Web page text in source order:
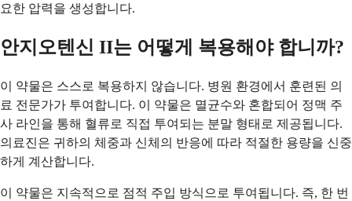
요한 압력을 생성합니다.
안지오텐신 II는 어떻게 복용해야 합니까?
이 약물은 스스로 복용하지 않습니다. 병원 환경에서 훈련된 의
료 전문가가 투여합니다. 이 약물은 멸균수와 혼합되어 정맥 주
사 라인을 통해 혈류로 직접 투여되는 분말 형태로 제공됩니다.
의료진은 귀하의 체중과 신체의 반응에 따라 적절한 용량을 신중
하게 계산합니다.
이 약물은 지속적으로 점적 주입 방식으로 투여됩니다. 즉, 한 번